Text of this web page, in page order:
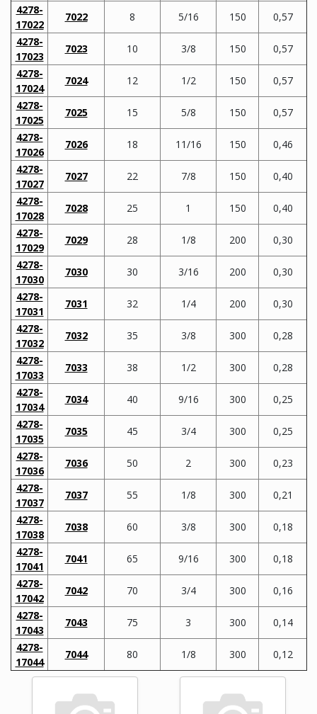
4278-
17022
7022 8 5/16 150
0,57
4278-
17023
7023 10 3/8 150
0,57
4278-
17024
7024 12 1/2 150
0,57
4278-
17025
7025 15 5/8 150
0,57
4278-
17026
7026 18 11/16 150
0,46
4278-
17027
7027 22 7/8 150
0,40
4278-
17028
7028 25 1 150
0,40
4278-
17029
7029 28 1/8 200
0,30
4278-
17030
7030 30 3/16 200
0,30
4278-
17031
7031 32 1/4 200
0,30
4278-
17032
7032 35 3/8 300
0,28
4278-
17033
7033 38 1/2 300
0,28
4278-
17034
7034 40 9/16 300
0,25
4278-
17035
7035 45 3/4 300
0,25
4278-
17036
7036 50 2 300
0,23
4278-
17037
7037 55 1/8 300
0,21
4278-
17038
7038 60 3/8 300
0,18
4278-
17041
7041 65 9/16 300
0,18
4278-
17042
7042 70 3/4 300
0,16
4278-
17043
7043 75 3 300
0,14
4278-
17044
7044 80 1/8 300 0,12